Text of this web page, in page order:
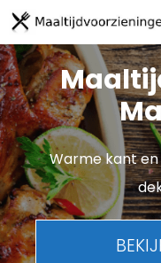
Spring
naar
inhoud
Warme kant